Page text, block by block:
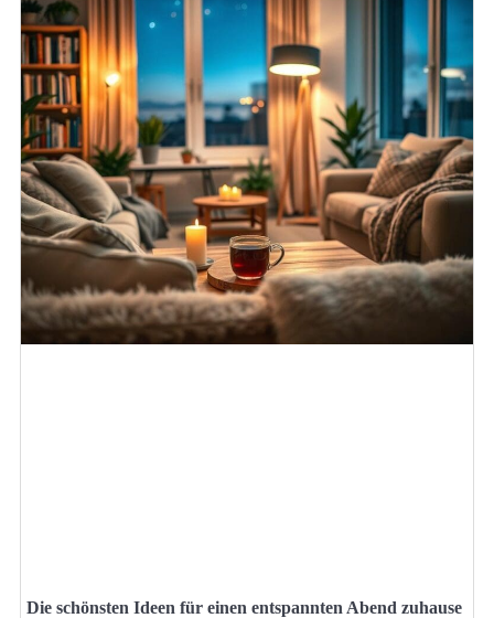
Die schönsten Ideen für einen entspannten Abend zuhause